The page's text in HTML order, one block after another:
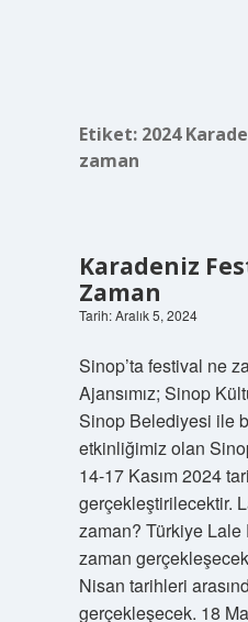
Etiket: 2024
zaman
Karadeniz
Zaman
Tarih: Aralık 5, 2024
Sinop’ta festival ne
Ajansımız; Sinop
Sinop Belediyesi ile
etkinliğimiz olan
14-17 Kasım 2024
gerçekleştirilecektir.
zaman? Türkiye
zaman
Nisan tarihleri
gerçekleşecek. 18